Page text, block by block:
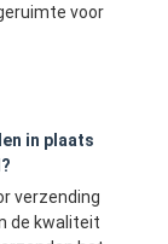
voor
in plaats
verzending
de kwaliteit